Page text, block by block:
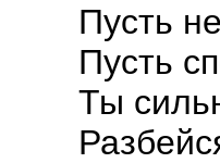
Пусть
Пусть
Ты